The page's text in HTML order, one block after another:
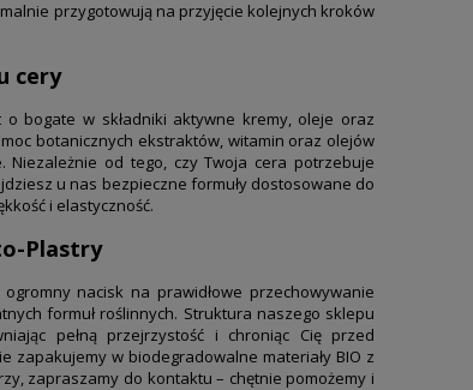
przygotowują na przyjęcie kolejnych kroków
cery
bogate w składniki aktywne kremy, oleje oraz
botanicznych ekstraktów, witamin oraz olejów
Niezależnie od tego, czy Twoja cera potrzebuje
u nas bezpieczne formuły dostosowane do
i elastyczność.
Plastry
nacisk na prawidłowe przechowywanie
formuł roślinnych. Struktura naszego sklepu
pełną przejrzystość i chroniąc Cię przed
zapakujemy w biodegradowalne materiały BIO z
zapraszamy do kontaktu – chętnie pomożemy i